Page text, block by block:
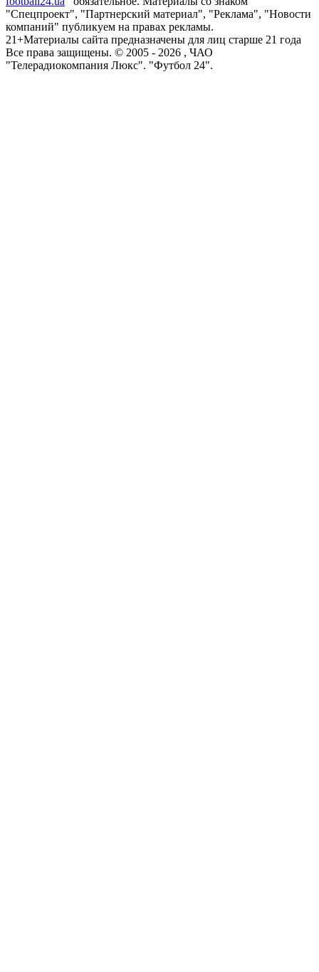
"Спецпроект", "Партнерский материал", "Реклама", "Новости
компаний" публикуем на правах рекламы.
21+Материалы сайта предназначены для лиц старше 21 года
Все права защищены. © 2005 - 2026 , ЧАО
"Телерадиокомпания Люкс". "Футбол 24".